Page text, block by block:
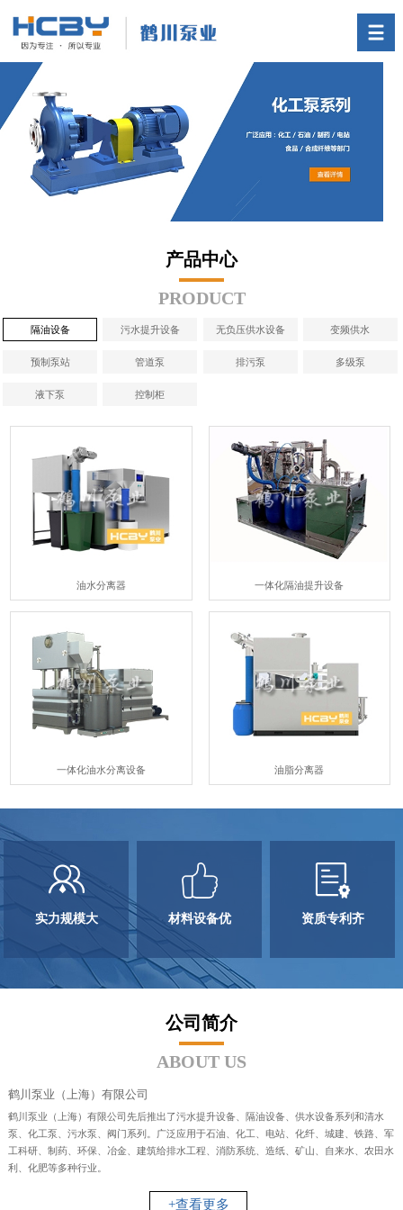
首页
产品中心
一体化预制泵站
技术支持
产品中心
PRODUCT
隔油设备 污水提升设备 无负压供水设备 变频供水
预制泵站 管道泵 排污泵 多级泵
液下泵 控制柜
油水分离器 一体化隔油提升设备
一体化油水分离设备 油脂分离器
实力规模大 材料设备优 资质专利齐
公司简介
ABOUT US
鹤川泵业（上海）有限公司
鹤川泵业（上海）有限公司先后推出了污水提升设备、隔油设备、供水设备系列和清水
泵、化工泵、污水泵、阀门系列。广泛应用于石油、化工、电站、化纤、城建、铁路、军
工科研、制药、环保、冶金、建筑给排水工程、消防系统、造纸、矿山、自来水、农田水
利、化肥等多种行业。
+查看更多